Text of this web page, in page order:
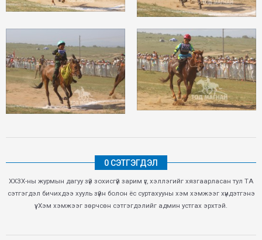
0 СЭТГЭГДЭЛ
ХХЗХ-ны журмын дагуу зүй зохисгүй зарим үг, хэллэгийг хязгаарласан тул ТА
сэтгэгдэл бичихдээ хууль зүйн болон ёс суртахууны хэм хэмжээг хүндэтгэнэ
үү. Хэм хэмжээг зөрчсөн сэтгэгдэлийг админ устгах эрхтэй.